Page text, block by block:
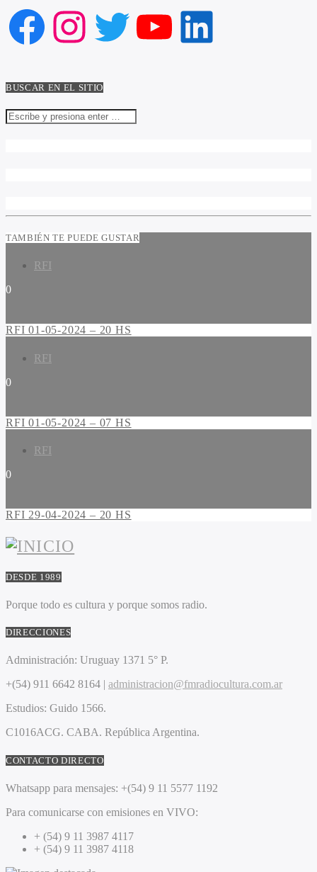
Facebook
Instagram
Twitter
YouTube
LinkedIn
BUSCAR EN EL SITIO
TAMBIÉN TE PUEDE GUSTAR
RFI
0
RFI 01-05-2024 – 20 HS
RFI
0
RFI 01-05-2024 – 07 HS
RFI
0
RFI 29-04-2024 – 20 HS
DESDE 1989
Porque todo es cultura y porque somos radio.
DIRECCIONES
Administración: Uruguay 1371 5° P.
+(54) 911 6642 8164 | administracion@fmradiocultura.com.ar
Estudios: Guido 1566.
C1016ACG. CABA. República Argentina.
CONTACTO DIRECTO
Whatsapp para mensajes: +(54) 9 11 5577 1192
Para comunicarse con emisiones en VIVO:
+ (54) 9 11 3987 4117
+ (54) 9 11 3987 4118